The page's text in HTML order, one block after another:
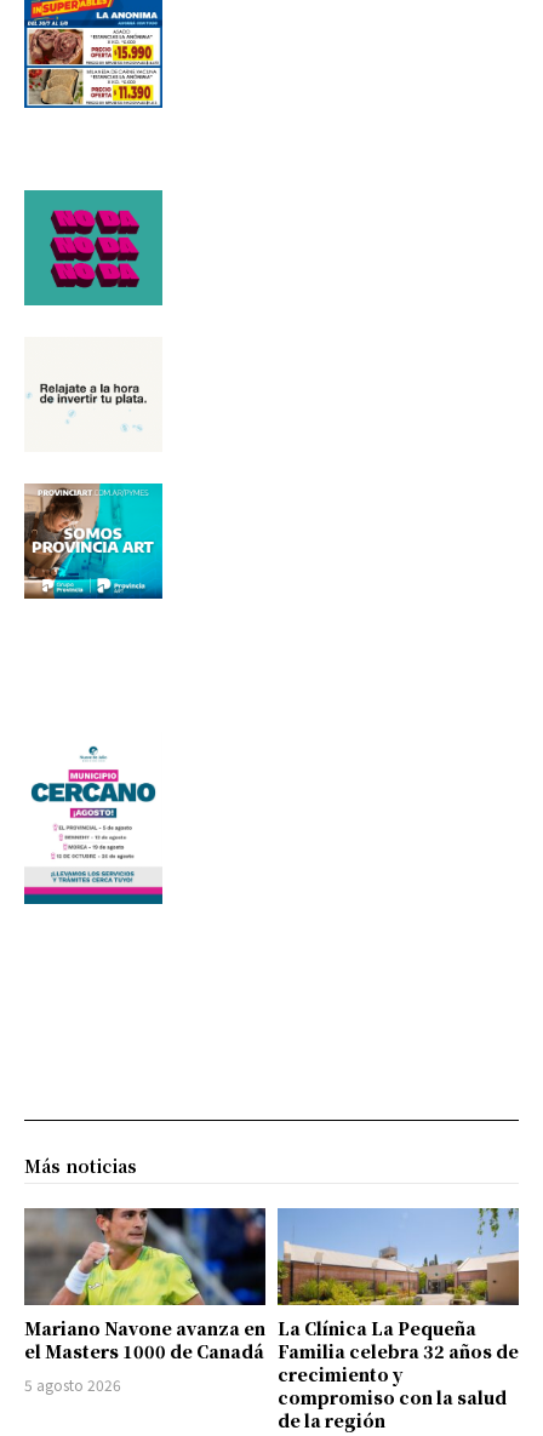
Dirección de correo electrónico
Apellidos
Más noticias
Mariano Navone avanza en
el Masters 1000 de Canadá
5 agosto 2026
La Clínica La Pequeña
Familia celebra 32 años de
crecimiento y
compromiso con la salud
de la región